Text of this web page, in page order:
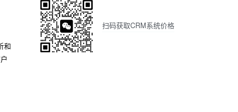
和
扫码获取CRM系统价格